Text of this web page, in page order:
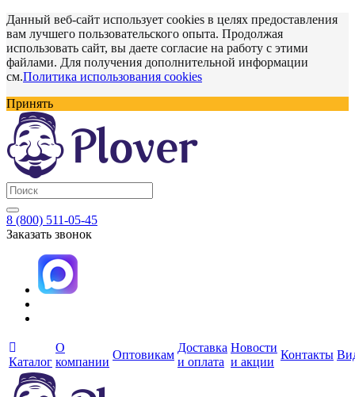
Данный веб-сайт использует cookies в целях предоставления
вам лучшего пользовательского опыта. Продолжая
использовать сайт, вы даете согласие на работу с этими
файлами. Для получения дополнительной информации
см.Политика использования cookies
Принять
8 (800) 511-05-45
Заказать звонок
Каталог
О
компании
Оптовикам
Доставка
и оплата
Новости
и акции
Контакты